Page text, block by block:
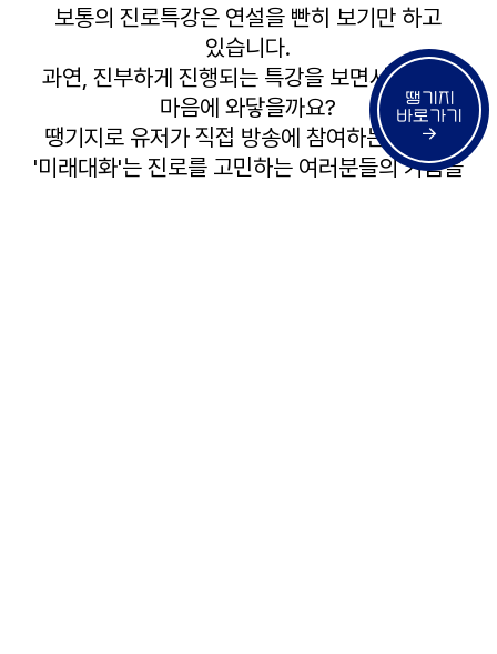
땡기지
바로가기
보통의 진로특강은 연설을 빤히 보기만 하고
있습니다.
과연, 진부하게 진행되는 특강을 보면서 몇이나
마음에 와닿을까요?
땡기지로 유저가 직접 방송에 참여하는 포맷의
'미래대화'는 진로를 고민하는 여러분들의 가슴을